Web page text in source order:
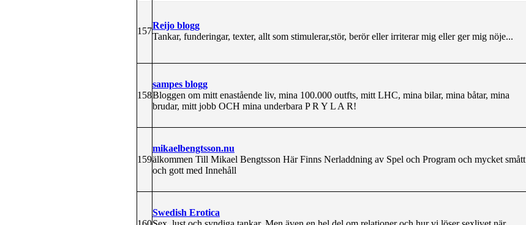
157
Reijo blogg
Tankar, funderingar, texter, allt som stimulerar,stör, berör eller irriterar mig eller ger mig nöje...
158
sampes blogg
Bloggen om mitt enastående liv, mina 100.000 outfts, mitt LHC, mina bilar, mina båtar, mina
brudar, mitt jobb OCH mina underbara P R Y L A R!
159
mikaelbengtsson.nu
älkommen Till Mikael Bengtsson Här Finns Nerladdning av Spel och Program och mycket smått
och gott med Innehåll
Swedish Erotica